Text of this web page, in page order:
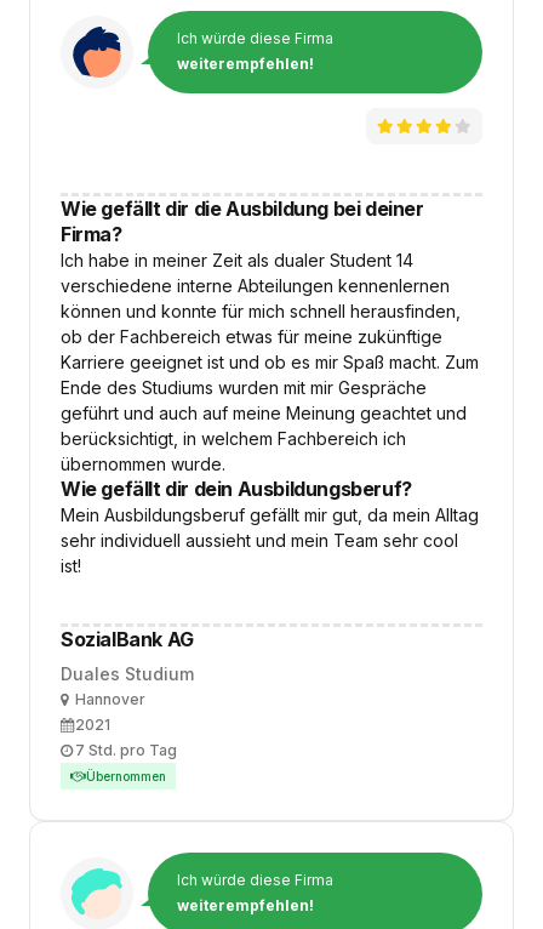
Ich würde diese Firma
weiterempfehlen!
Wie gefällt dir die Ausbildung bei deiner
Firma?
Ich habe in meiner Zeit als dualer Student 14
verschiedene interne Abteilungen kennenlernen
können und konnte für mich schnell herausfinden,
ob der Fachbereich etwas für meine zukünftige
Karriere geeignet ist und ob es mir Spaß macht. Zum
Ende des Studiums wurden mit mir Gespräche
geführt und auch auf meine Meinung geachtet und
berücksichtigt, in welchem Fachbereich ich
übernommen wurde.
Wie gefällt dir dein Ausbildungsberuf?
Mein Ausbildungsberuf gefällt mir gut, da mein Alltag
sehr individuell aussieht und mein Team sehr cool
ist!
SozialBank AG
Duales Studium
OrtHannover
Ausbildungsbeginn
2021
Arbeitszeit
7 Std. pro Tag
Übernommen
Ich würde diese Firma
weiterempfehlen!